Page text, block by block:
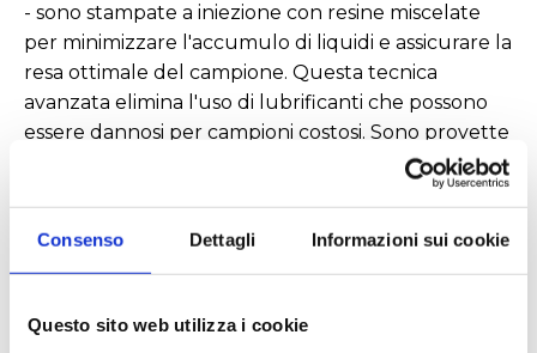
Consenso Dettagli Informazioni sui cookie
Questo sito web utilizza i cookie
- sono stampate a iniezione con resine miscelate
per minimizzare l'accumulo di liquidi e assicurare la
resa ottimale del campione. Questa tecnica
avanzata elimina l'uso di lubrificanti che possono
essere dannosi per campioni costosi. Sono provette
autoclavabli e ideali per prove cliniche sensibili,
analisi quantitative, controllo di qualità ed ogni
perdita minima del campione. Stampaggi avanzati,
controllo di qualità e sistemi di stoccaggio
contaminazione da enzimi e acidi nucleici.